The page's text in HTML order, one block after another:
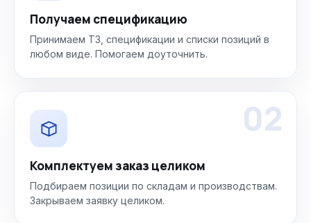
Получаем спецификацию
Принимаем ТЗ, спецификации и списки позиций в
любом виде. Помогаем доуточнить.
02
Комплектуем заказ целиком
Подбираем позиции по складам и производствам.
Закрываем заявку целиком.